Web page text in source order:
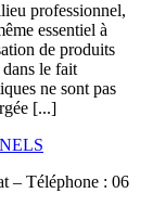
professionnel,
essentiel à
de produits
le fait
ne sont pas
[...]
– Téléphone : 06